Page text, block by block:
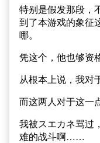
特别是假发那段，
到了本游戏的象征
哪。
凭这个，他也够资
从根本上说，我对
而这两人对于这一
我被スエカネ骂过
难的战斗啊……